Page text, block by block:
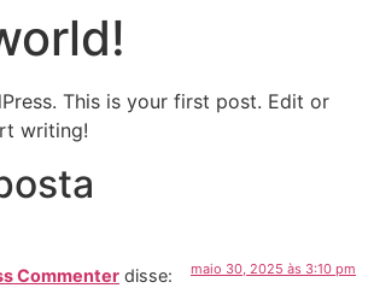
This is your first post. Edit or
writing!
Commenter disse: maio 30, 2025 às 3:10 pm